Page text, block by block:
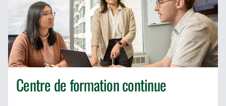
Centre de formation continue